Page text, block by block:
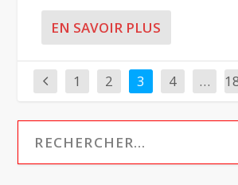
EN SAVOIR PLUS
1 2 3 4 …